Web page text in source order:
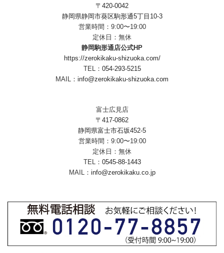
〒420-0042
静岡県静岡市葵区駒形通5丁目10-3
営業時間：9:00〜19:00
定休日：無休
静岡駒形通店公式HP
https://zerokikaku-shizuoka.com/
TEL： 054-293-5215
MAIL： info@zerokikaku-shizuoka.com
富士広見店
〒417-0862
静岡県富士市石坂452-5
営業時間：9:00〜19:00
定休日：無休
TEL： 0545-88-1443
MAIL： info@zerokikaku.co.jp